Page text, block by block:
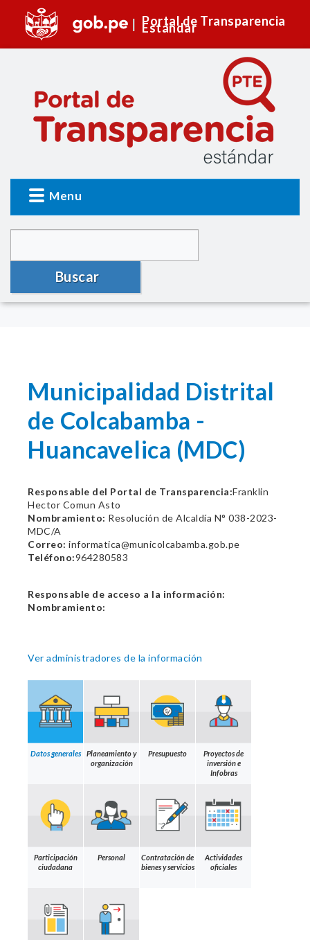
Portal de Transparencia
Estándar
Menu
Buscar
Municipalidad Distrital
de Colcabamba -
Huancavelica (MDC)
Responsable del Portal de Transparencia:Franklin
Hector Comun Asto
Nombramiento: Resolución de Alcaldía N° 038-2023-
MDC/A
Correo: informatica@municolcabamba.gob.pe
Teléfono:964280583
Responsable de acceso a la información:
Nombramiento:
Ver administradores de la información
Datos generales
Planeamiento y
organización
Presupuesto
Proyectos de
inversión e
Infobras
Participación
ciudadana
Personal
Contratación de
bienes y servicios
Actividades
oficiales